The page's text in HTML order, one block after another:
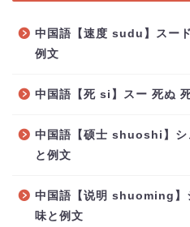
中国語【速度 sudu】スー
例文
中国語【死 si】スー 死ぬ
中国語【硕士 shuoshi】シ
と例文
中国語【说明 shuoming】
味と例文